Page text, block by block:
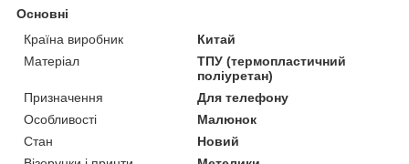
Основні
Країна виробник
Китай
Матеріал
ТПУ (термопластичний
поліуретан)
Призначення
Для телефону
Особливості
Малюнок
Стан
Новий